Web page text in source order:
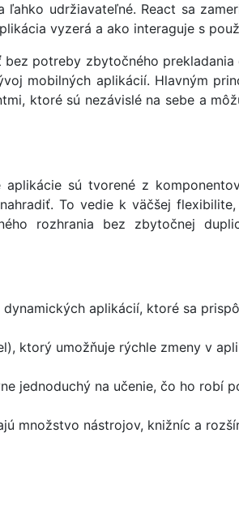
udržiavateľné. React sa
vyzerá a ako interaguje s
potreby zbytočného prekladania
mobilných aplikácií. Hlavným
ktoré sú nezávislé na sebe a
sú tvorené z
To vedie k väčšej
rozhrania bez zbytočnej
aplikácií, ktoré sa
ktorý umožňuje rýchle zmeny v
jednoduchý na učenie, čo ho robí
množstvo nástrojov, knižníc a